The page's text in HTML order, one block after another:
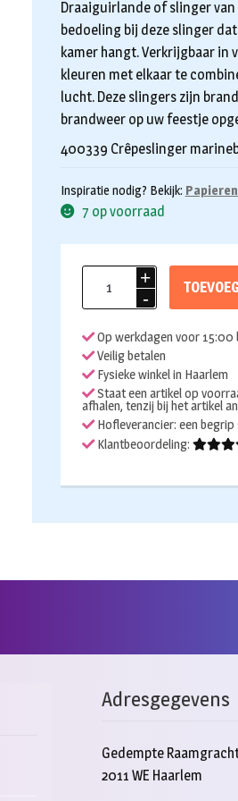
Draaiguirlande of slinger
bedoeling bij deze slinger
kamer hangt. Verkrijgbaar in
kleuren met elkaar te
lucht. Deze slingers zijn
brandweer op uw feestje
400339 Crêpeslinger
Inspiratie nodig? Bekijk:
7 op voorraad
slinger
6
meter
aantal
Op werkdagen voor 15:00
Veilig betalen
Fysieke winkel in Haarlem
Staat een artikel op
afhalen, tenzij bij het artikel
Hofleverancier: een begrip
Klantbeoordeling:
Adresgegevens
Gedempte
2011 WE Haarlem